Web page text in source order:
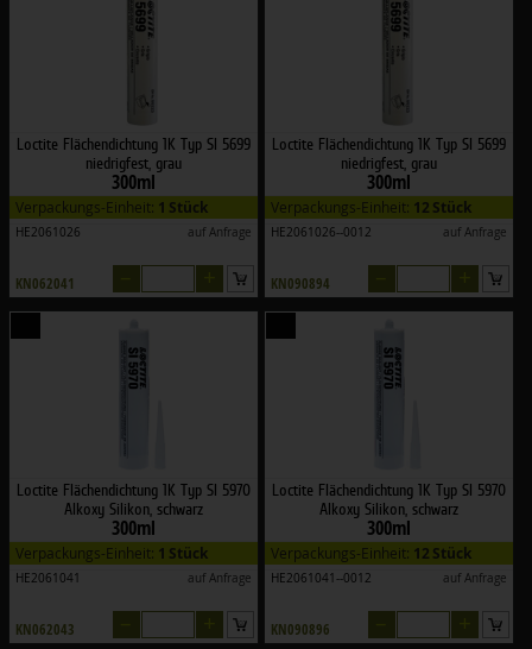
Loctite Flächendichtung 1K Typ SI 5699
niedrigfest, grau
300ml
Verpackungs-Einheit: 1 Stück
HE2061026 auf Anfrage
KN062041
Loctite Flächendichtung 1K Typ SI 5699
niedrigfest, grau
300ml
Verpackungs-Einheit: 12 Stück
HE2061026--0012 auf Anfrage
KN090894
Loctite Flächendichtung 1K Typ SI 5970
Alkoxy Silikon, schwarz
300ml
Verpackungs-Einheit: 1 Stück
HE2061041 auf Anfrage
KN062043
Loctite Flächendichtung 1K Typ SI 5970
Alkoxy Silikon, schwarz
300ml
Verpackungs-Einheit: 12 Stück
HE2061041--0012 auf Anfrage
KN090896